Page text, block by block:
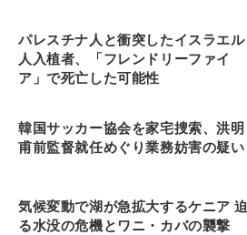
パレスチナ人と衝突したイスラエル
人入植者、「フレンドリーファイ
ア」で死亡した可能性
韓国サッカー協会を家宅捜索、洪明
甫前監督就任めぐり業務妨害の疑い
気候変動で湖が急拡大するケニア 迫
る水没の危機とワニ・カバの襲撃